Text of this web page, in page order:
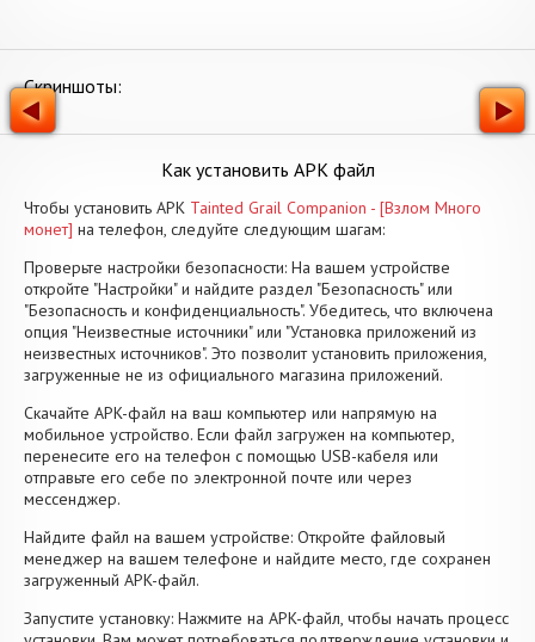
Скриншоты:
Как установить APK файл
Чтобы установить APK Tainted Grail Companion - [Взлом Много
монет] на телефон, следуйте следующим шагам:
Проверьте настройки безопасности: На вашем устройстве
откройте "Настройки" и найдите раздел "Безопасность" или
"Безопасность и конфиденциальность". Убедитесь, что включена
опция "Неизвестные источники" или "Установка приложений из
неизвестных источников". Это позволит установить приложения,
загруженные не из официального магазина приложений.
Скачайте APK-файл на ваш компьютер или напрямую на
мобильное устройство. Если файл загружен на компьютер,
перенесите его на телефон с помощью USB-кабеля или
отправьте его себе по электронной почте или через
мессенджер.
Найдите файл на вашем устройстве: Откройте файловый
менеджер на вашем телефоне и найдите место, где сохранен
загруженный APK-файл.
Запустите установку: Нажмите на APK-файл, чтобы начать процесс